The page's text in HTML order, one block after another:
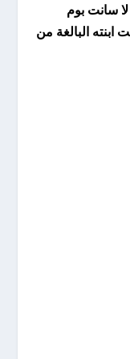
سانت بوم
البالغة من